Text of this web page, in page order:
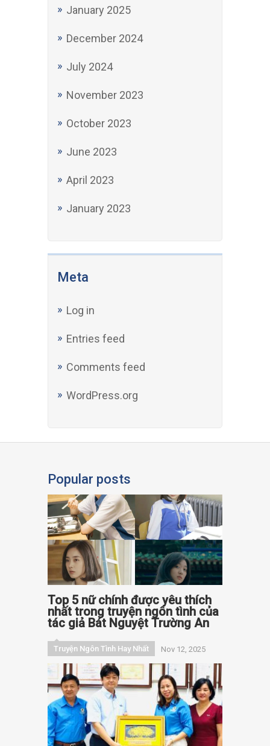
January 2025
December 2024
July 2024
November 2023
October 2023
June 2023
April 2023
January 2023
Meta
Log in
Entries feed
Comments feed
WordPress.org
Popular posts
Top 5 nữ chính được yêu thích
nhất trong truyện ngôn tình của
tác giả Bát Nguyệt Trường An
Truyện Ngôn Tình Hay Nhất Nov 12, 2025